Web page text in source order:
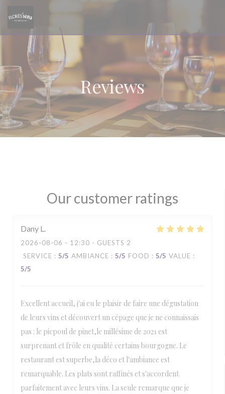
Reviews
Our customer ratings
Dany L
2026-08-06 - 12:30 - GUESTS 2
SERVICE : 5/5 AMBIANCE : 5/5 FOOD : 5/5 VALUE :
5/5
Excellent accueil, j'ai eu le plaisir de faire une dégustation
de leurs vins et découvert un cépage que je ne connaissais
pas : le picpoul de pinet,le millésime de 2021 est
surprenant et frôle en qualité certains bourgogne. Le
restaurant est superbe,la déco et l'ambiance est
remarquable. Les plats sont raffinés et s'accordent
parfaitement avec leurs vins. La seule remarque que je